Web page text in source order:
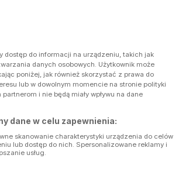
dostęp do informacji na urządzeniu, takich jak
danych osobowych. Użytkownik może
poniżej, jak również skorzystać z prawa do
lub w dowolnym momencie na stronie polityki
i nie będą miały wpływu na dane
dane w celu zapewnienia:
skanowanie charakterystyki urządzenia do celów
lub dostęp do nich. Spersonalizowane reklamy i
usług.